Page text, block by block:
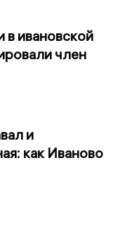
в ивановской
член
и
как Иваново